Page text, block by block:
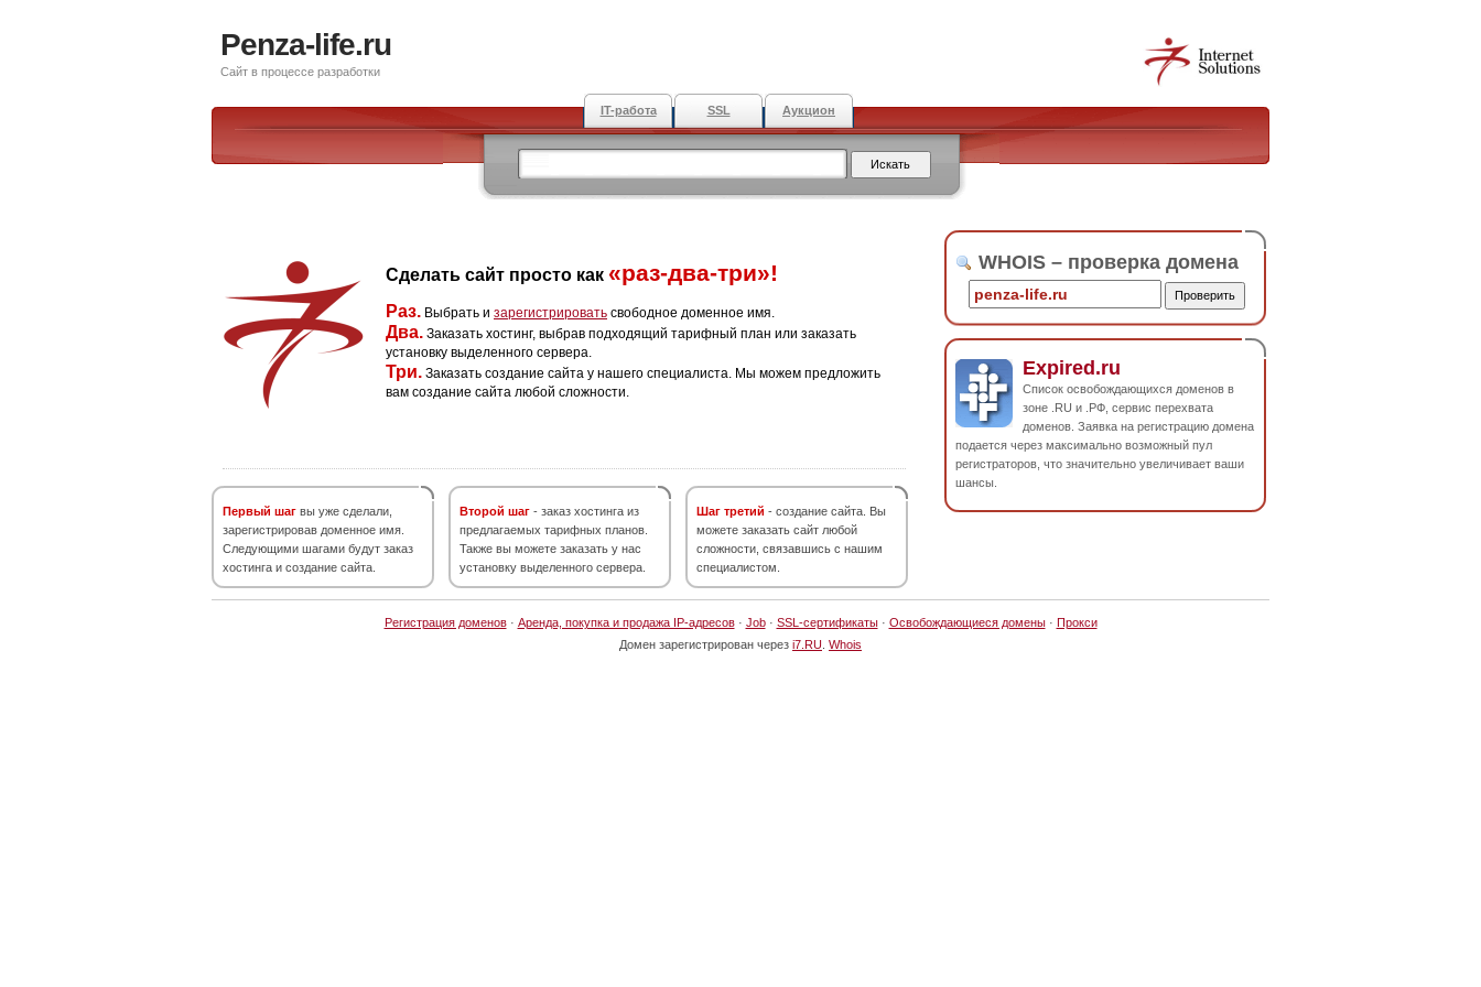
Penza-life.ru
Сайт в процессе разработки
IT-работа SSL Аукцион
Сделать сайт просто как «раз-два-три»!
Раз. Выбрать и зарегистрировать свободное доменное имя.
Два. Заказать хостинг, выбрав подходящий тарифный план или заказать
установку выделенного сервера.
Три. Заказать создание сайта у нашего специалиста. Мы можем предложить
вам создание сайта любой сложности.
Первый шаг вы уже сделали,
зарегистрировав доменное имя.
Следующими шагами будут заказ
хостинга и создание сайта.
Второй шаг - заказ хостинга из
предлагаемых тарифных планов.
Также вы можете заказать у нас
установку выделенного сервера.
Шаг третий - создание сайта. Вы
можете заказать сайт любой
сложности, связавшись с нашим
специалистом.
WHOIS – проверка домена
Expired.ru
Список освобождающихся доменов в
зоне .RU и .РФ, сервис перехвата
доменов. Заявка на регистрацию домена
подается через максимально возможный пул
регистраторов, что значительно увеличивает ваши
шансы.
Регистрация доменов· Аренда, покупка и продажа IP-адресов· Job· SSL-сертификаты· Освобождающиеся домены· Прокси
Домен зарегистрирован через i7.RU Whois